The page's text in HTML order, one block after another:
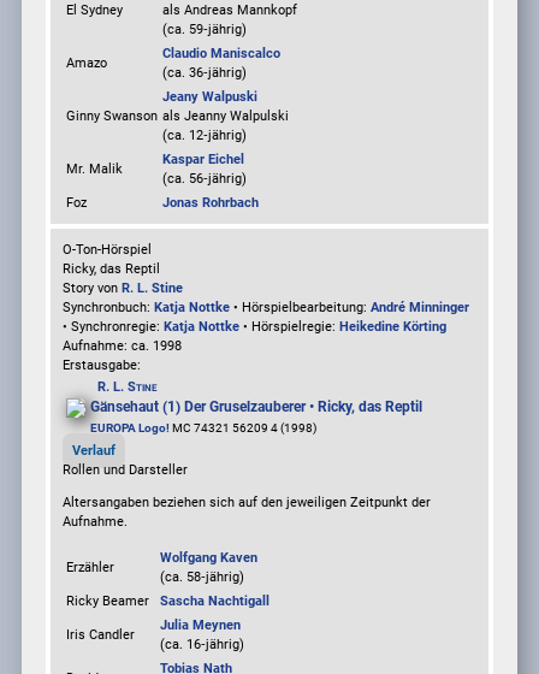
El Sydney
als Andreas Mannkopf
(ca. 59‑jährig)
Amazo
Claudio Maniscalco
(ca. 36‑jährig)
Ginny Swanson
Jeany Walpuski
als Jeanny Walpulski
(ca. 12‑jährig)
Mr. Malik
Kaspar Eichel
(ca. 56‑jährig)
Foz
Jonas Rohrbach
O-Ton-Hörspiel
Ricky, das Reptil
Story von R. L. Stine
Synchronbuch: Katja Nottke• Hörspielbearbeitung: André Minninger
• Synchronregie: Katja Nottke• Hörspielregie: Heikedine Körting
Aufnahme: ca. 1998
Erstausgabe:
R. L. Stine
Gänsehaut (1) Der Gruselzauberer • Ricky, das Reptil
EUROPA Logo!MC 74321 56209 4 (1998)
Verlauf
Rollen und Darsteller
Altersangaben beziehen sich auf den jeweiligen Zeitpunkt der
Aufnahme.
Erzähler
Wolfgang Kaven
(ca. 58‑jährig)
Ricky Beamer
Sascha Nachtigall
Iris Candler
Julia Meynen
(ca. 16‑jährig)
Tobias Nath